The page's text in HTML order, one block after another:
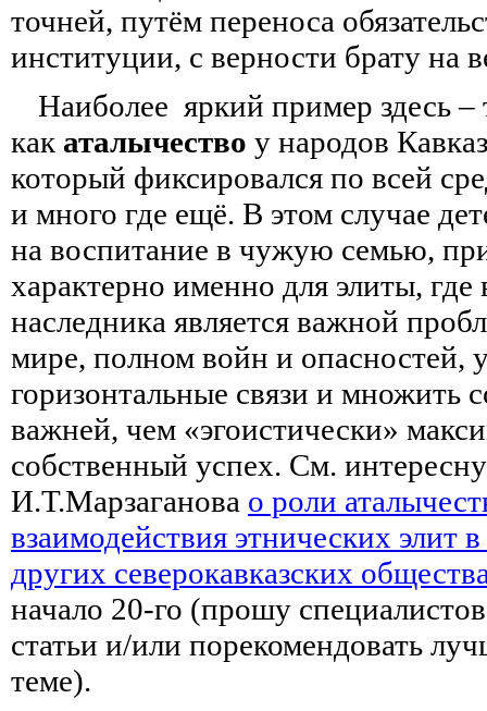
точней, путём переноса
институции, с верности брату на
Наиболее яркий пример здесь
как аталычество у народов
который фиксировался по всей
и много где ещё. В этом случае
на воспитание в чужую семью,
характерно именно для элиты, где
наследника является важной
мире, полном войн и опасностей,
горизонтальные связи и множить
важней, чем «эгоистически»
собственный успех. См.
И.Т.Марзаганова о роли
взаимодействия этнических элит
других северокавказских
начало 20-го (прошу
статьи и/или порекомендовать
теме).